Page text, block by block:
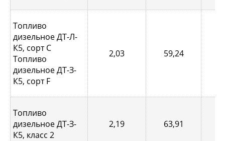
Топливо
дизельное ДТ-Л-
К5, сорт С
Топливо
дизельное ДТ-З-
К5, сорт F
2,03 59,24
Топливо
дизельное ДТ-З-
К5, класс 2
2,19 63,91